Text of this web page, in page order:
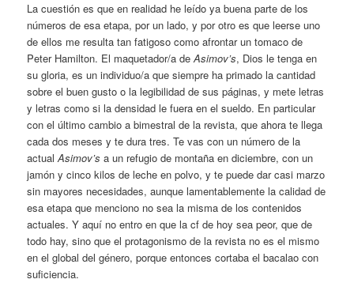
La cuestión es que en realidad he leído ya buena parte de los
números de esa etapa, por un lado, y por otro es que leerse uno
de ellos me resulta tan fatigoso como afrontar un tomaco de
Peter Hamilton. El maquetador/a deAsimov’s, Dios le tenga en
su gloria, es un individuo/a que siempre ha primado la cantidad
sobre el buen gusto o la legibilidad de sus páginas, y mete letras
y letras como si la densidad le fuera en el sueldo. En particular
con el último cambio a bimestral de la revista, que ahora te llega
cada dos meses y te dura tres. Te vas con un número de la
actualAsimov’s a un refugio de montaña en diciembre, con un
jamón y cinco kilos de leche en polvo, y te puede dar casi marzo
sin mayores necesidades, aunque lamentablemente la calidad de
esa etapa que menciono no sea la misma de los contenidos
actuales. Y aquí no entro en que la cf de hoy sea peor, que de
todo hay, sino que el protagonismo de la revista no es el mismo
en el global del género, porque entonces cortaba el bacalao con
suficiencia.